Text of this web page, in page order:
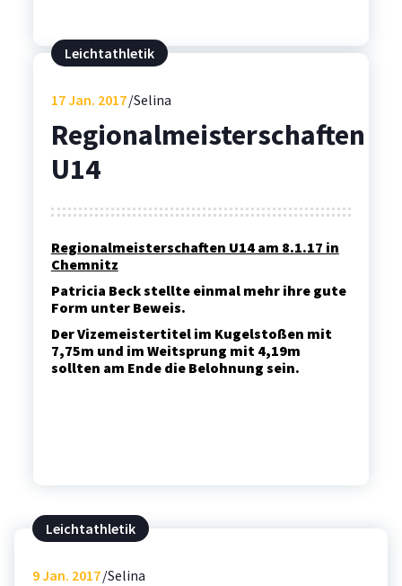
Leichtathletik
17Jan. 2017 Selina
Regionalmeisterschaften
U14
Regionalmeisterschaften U14 am 8.1.17 in
Chemnitz
Patricia Beckstellte einmal mehr ihre gute
Form unter Beweis.
Der Vizemeistertitel im Kugelstoßen mit
7,75m und im Weitsprung mit 4,19m
sollten am Ende die Belohnung sein.
Leichtathletik
9Jan. 2017 Selina